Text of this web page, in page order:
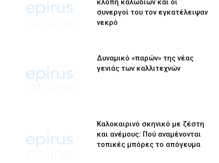
κλοπή καλωδίων και οι
συνεργοί του τον εγκατέλειψαν
νεκρό
Δυναμικό «παρών» της νέας
γενιάς των καλλιτεχνών
Καλοκαιρινό σκηνικό με ζέστη
και ανέμους: Πού αναμένονται
τοπικές μπόρες το απόγευμα